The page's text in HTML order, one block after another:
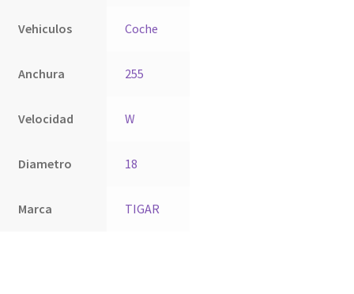
Vehiculos Coche
Anchura 255
Velocidad W
Diametro 18
Marca TIGAR